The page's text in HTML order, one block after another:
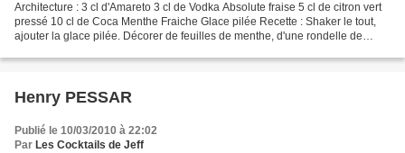
Architecture : 3 cl d'Amareto 3 cl de Vodka Absolute fraise 5 cl de citron vert
pressé 10 cl de Coca Menthe Fraiche Glace pilée Recette : Shaker le tout,
ajouter la glace pilée. Décorer de feuilles de menthe, d'une rondelle de
Henry PESSAR
Publié le 10/03/2010 à 22:02
Par Les Cocktails de Jeff